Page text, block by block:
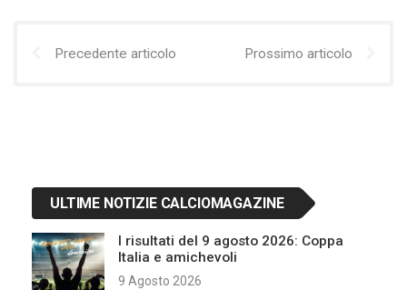
Precedente articolo Prossimo articolo
ULTIME NOTIZIE CALCIOMAGAZINE
I risultati del 9 agosto 2026: Coppa
Italia e amichevoli
9 Agosto 2026